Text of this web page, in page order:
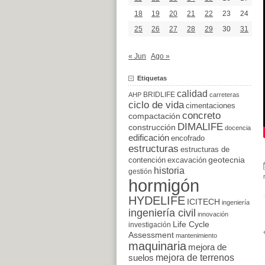
18
19 20 21 22 23
24
25
26 27 28 29 30 31
« Jun Ago »
Etiquetas
AHP BRIDLIFE calidad carreteras
ciclo de vida cimentaciones
compactación concreto
construcción DIMALIFE docencia
edificación encofrado
estructuras estructuras de
contención excavación geotecnia
gestión historia
hormigón
HYDELIFE ICITECH ingeniería
ingeniería civil innovación
investigación
Life Cycle
Assessment mantenimiento
maquinaria mejora de
suelos mejora de terrenos